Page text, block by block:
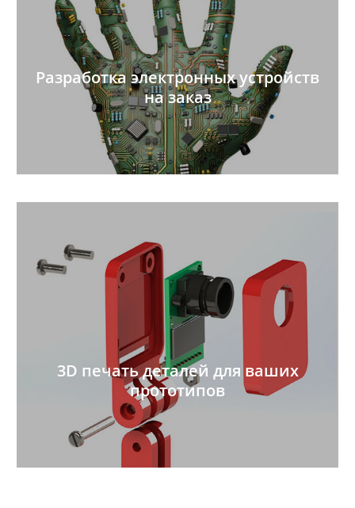
Разработка электронных устройств
на заказ
3D печать деталей для ваших
прототипов